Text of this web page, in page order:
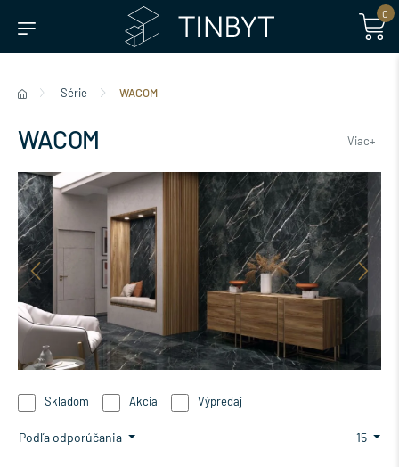
0
Série WACOM
WACOM Viac+
Skladom Akcia Výpredaj
Podľa odporúčania 15